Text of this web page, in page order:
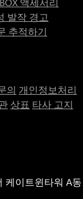
발작 경고
추적하기
의 개인정보처리
상표 타사 고지
케이트윈타워 A동